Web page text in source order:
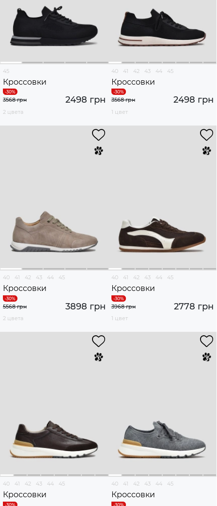
45
Кроссовки
2498 грн
3568 грн
2 цвета
40 41 42 43 44 45
Кроссовки
2498 грн
3568 грн
1 цвет
40 41 42 43 44 45
Кроссовки
3898 грн
5568 грн
2 цвета
40 41 42 43 44 45
Кроссовки
2778 грн
3968 грн
1 цвет
40 41 42 43 44 45
Кроссовки
40 41 42 43 44 45
Кроссовки